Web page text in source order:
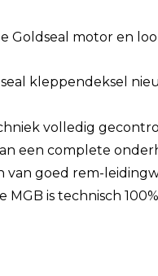
Goldseal motor en
kleppendeksel
volledig
een complete
van goed rem-
MGB is technisch